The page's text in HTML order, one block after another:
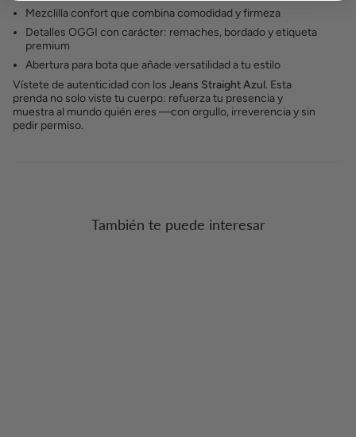
Mezclilla confort que combina comodidad y firmeza
Detalles OGGI con carácter: remaches, bordado y etiqueta
premium
Abertura para bota que añade versatilidad a tu estilo
Vístete de autenticidad con los Jeans Straight Azul. Esta
prenda no solo viste tu cuerpo: refuerza tu presencia y
muestra al mundo quién eres —con orgullo, irreverencia y sin
pedir permiso.
También te puede interesar